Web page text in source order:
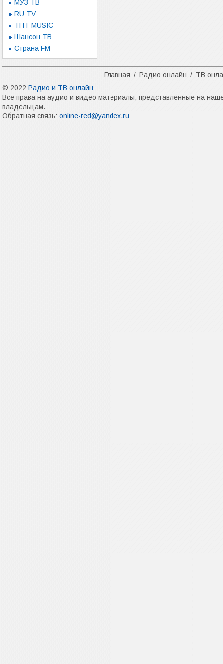
МУЗ ТВ
RU TV
ТНТ MUSIC
Шансон ТВ
Страна FM
Главная / Радио онлайн / ТВ
© 2022 Радио и ТВ онлайн
Все права на аудио и видео материалы, представленные на
владельцам.
Обратная связь: online-red@yandex.ru